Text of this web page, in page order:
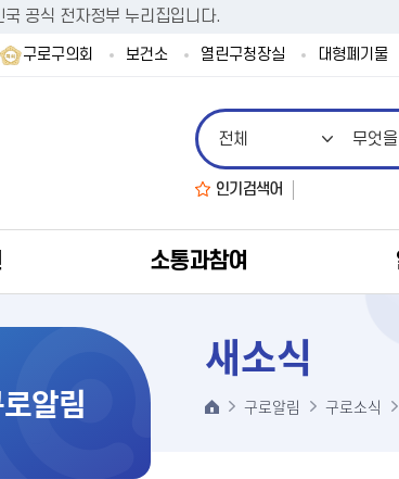
국 공식 전자정부 누리집입니다.
구로구의회 보건소 열린구청장실 대형폐기물
인기검색어
소통과참여
알림
새소식
구로알림 구로소식